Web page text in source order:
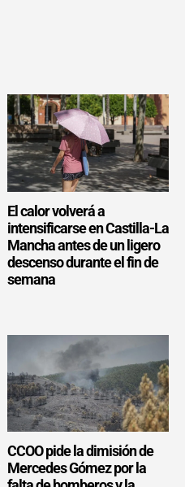
El calor volverá a
intensificarse en Castilla-La
Mancha antes de un ligero
descenso durante el fin de
semana
CCOO pide la dimisión de
Mercedes Gómez por la